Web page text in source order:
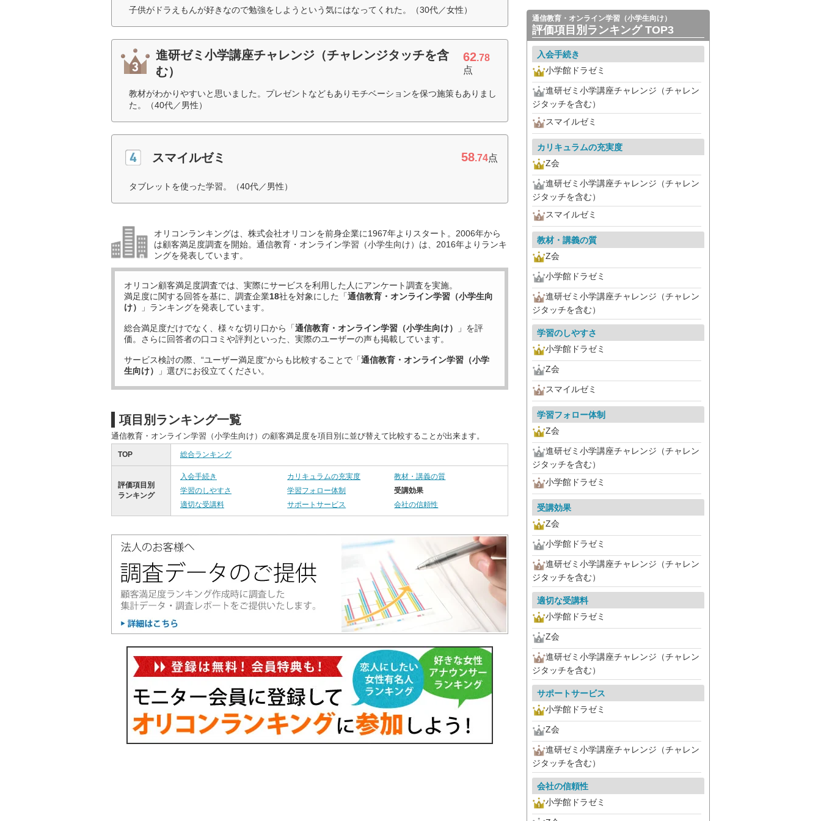
子供がドラえもんが好きなので勉強をしようという気にはなってくれた。（30代／女性）
進研ゼミ小学講座チャレンジ（チャレンジタッチを含
む）
62.78
点
教材がわかりやすいと思いました。プレゼントなどもありモチベーションを保つ施策もありまし
た。（40代／男性）
スマイルゼミ 58.74点
タブレットを使った学習。（40代／男性）
オリコンランキングは、株式会社オリコンを前身企業に1967年よりスタート。2006年から
は顧客満足度調査を開始。通信教育・オンライン学習（小学生向け）は、2016年よりランキ
ングを発表しています。
オリコン顧客満足度調査では、実際にサービスを利用した 人にアンケート調査を実施。
満足度に関する回答を基に、調査企業18社を対象にした「通信教育・オンライン学習（小学生向
け）
」ランキングを発表しています。
総合満足度だけでなく、様々な切り口から「通信教育・オンライン学習（小学生向け）
」を評
価。さらに回答者の口コミや評判といった、実際のユーザーの声も掲載しています。
サービス検討の際、“ユーザー満足度”からも比較することで「通信教育・オンライン学習（小学
生向け）
」選びにお役立てください。
項目別ランキング一覧
通信教育・オンライン学習（小学生向け）の顧客満足度を項目別に並び替えて比較することが出来ます。
TOP 総合ランキング
評価項目別
ランキング
入会手続き カリキュラムの充実度
教材・講義の質
学習のしやすさ
学習フォロー体制
受講効果
適切な受講料
サポートサービス 会社の信頼性
通信教育・オンライン学習（小学生向け）
評価項目別ランキング TOP3
入会手続き
小学館ドラゼミ
進研ゼミ小学講座チャレンジ（チャレン
ジタッチを含む）
スマイルゼミ
カリキュラムの充実度
Z会
進研ゼミ小学講座チャレンジ（チャレン
ジタッチを含む）
スマイルゼミ
教材・講義の質
Z会
小学館ドラゼミ
進研ゼミ小学講座チャレンジ（チャレン
ジタッチを含む）
学習のしやすさ
小学館ドラゼミ
Z会
スマイルゼミ
学習フォロー体制
Z会
進研ゼミ小学講座チャレンジ（チャレン
ジタッチを含む）
小学館ドラゼミ
受講効果
Z会
小学館ドラゼミ
進研ゼミ小学講座チャレンジ（チャレン
ジタッチを含む）
適切な受講料
小学館ドラゼミ
Z会
進研ゼミ小学講座チャレンジ（チャレン
ジタッチを含む）
サポートサービス
小学館ドラゼミ
Z会
進研ゼミ小学講座チャレンジ（チャレン
ジタッチを含む）
会社の信頼性
小学館ドラゼミ